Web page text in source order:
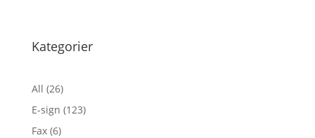
Kategorier
All (26)
E-sign (123)
Fax(6)